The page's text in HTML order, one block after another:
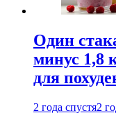
Один
минус 1,8
для
2 года спустя2